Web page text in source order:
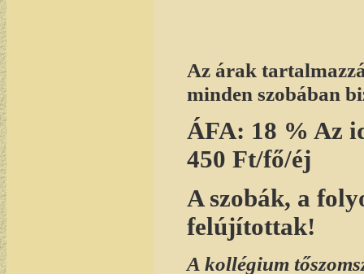
Az árak
minden szobában
ÁFA: 18 % Az
450 Ft/fő/éj
A szobák, a
felújítottak!
A kollégium